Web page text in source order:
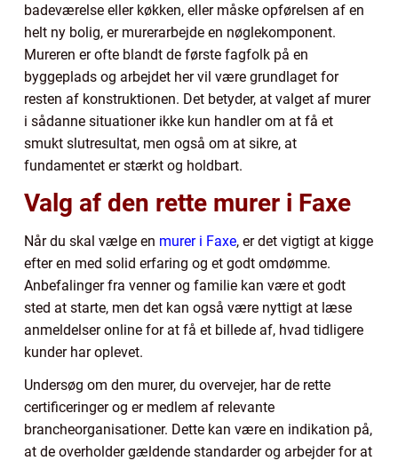
badeværelse eller køkken, eller måske opførelsen af en
helt ny bolig, er murerarbejde en nøglekomponent.
Mureren er ofte blandt de første fagfolk på en
byggeplads og arbejdet her vil være grundlaget for
resten af konstruktionen. Det betyder, at valget af murer
i sådanne situationer ikke kun handler om at få et
smukt slutresultat, men også om at sikre, at
fundamentet er stærkt og holdbart.
Valg af den rette murer i Faxe
Når du skal vælge en murer i Faxe, er det vigtigt at kigge
efter en med solid erfaring og et godt omdømme.
Anbefalinger fra venner og familie kan være et godt
sted at starte, men det kan også være nyttigt at læse
anmeldelser online for at få et billede af, hvad tidligere
kunder har oplevet.
Undersøg om den murer, du overvejer, har de rette
certificeringer og er medlem af relevante
brancheorganisationer. Dette kan være en indikation på,
at de overholder gældende standarder og arbejder for at